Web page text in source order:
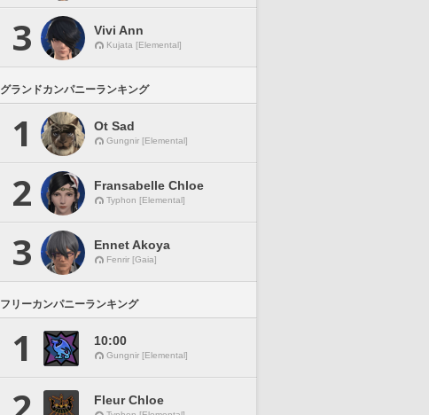
3 Vivi Ann
Kujata [Elemental]
グランドカンパニーランキング
1 Ot Sad
Gungnir [Elemental]
2 Fransabelle Chloe
Typhon [Elemental]
3 Ennet Akoya
Fenrir [Gaia]
フリーカンパニーランキング
1 10:00
Gungnir [Elemental]
Fleur Chloe